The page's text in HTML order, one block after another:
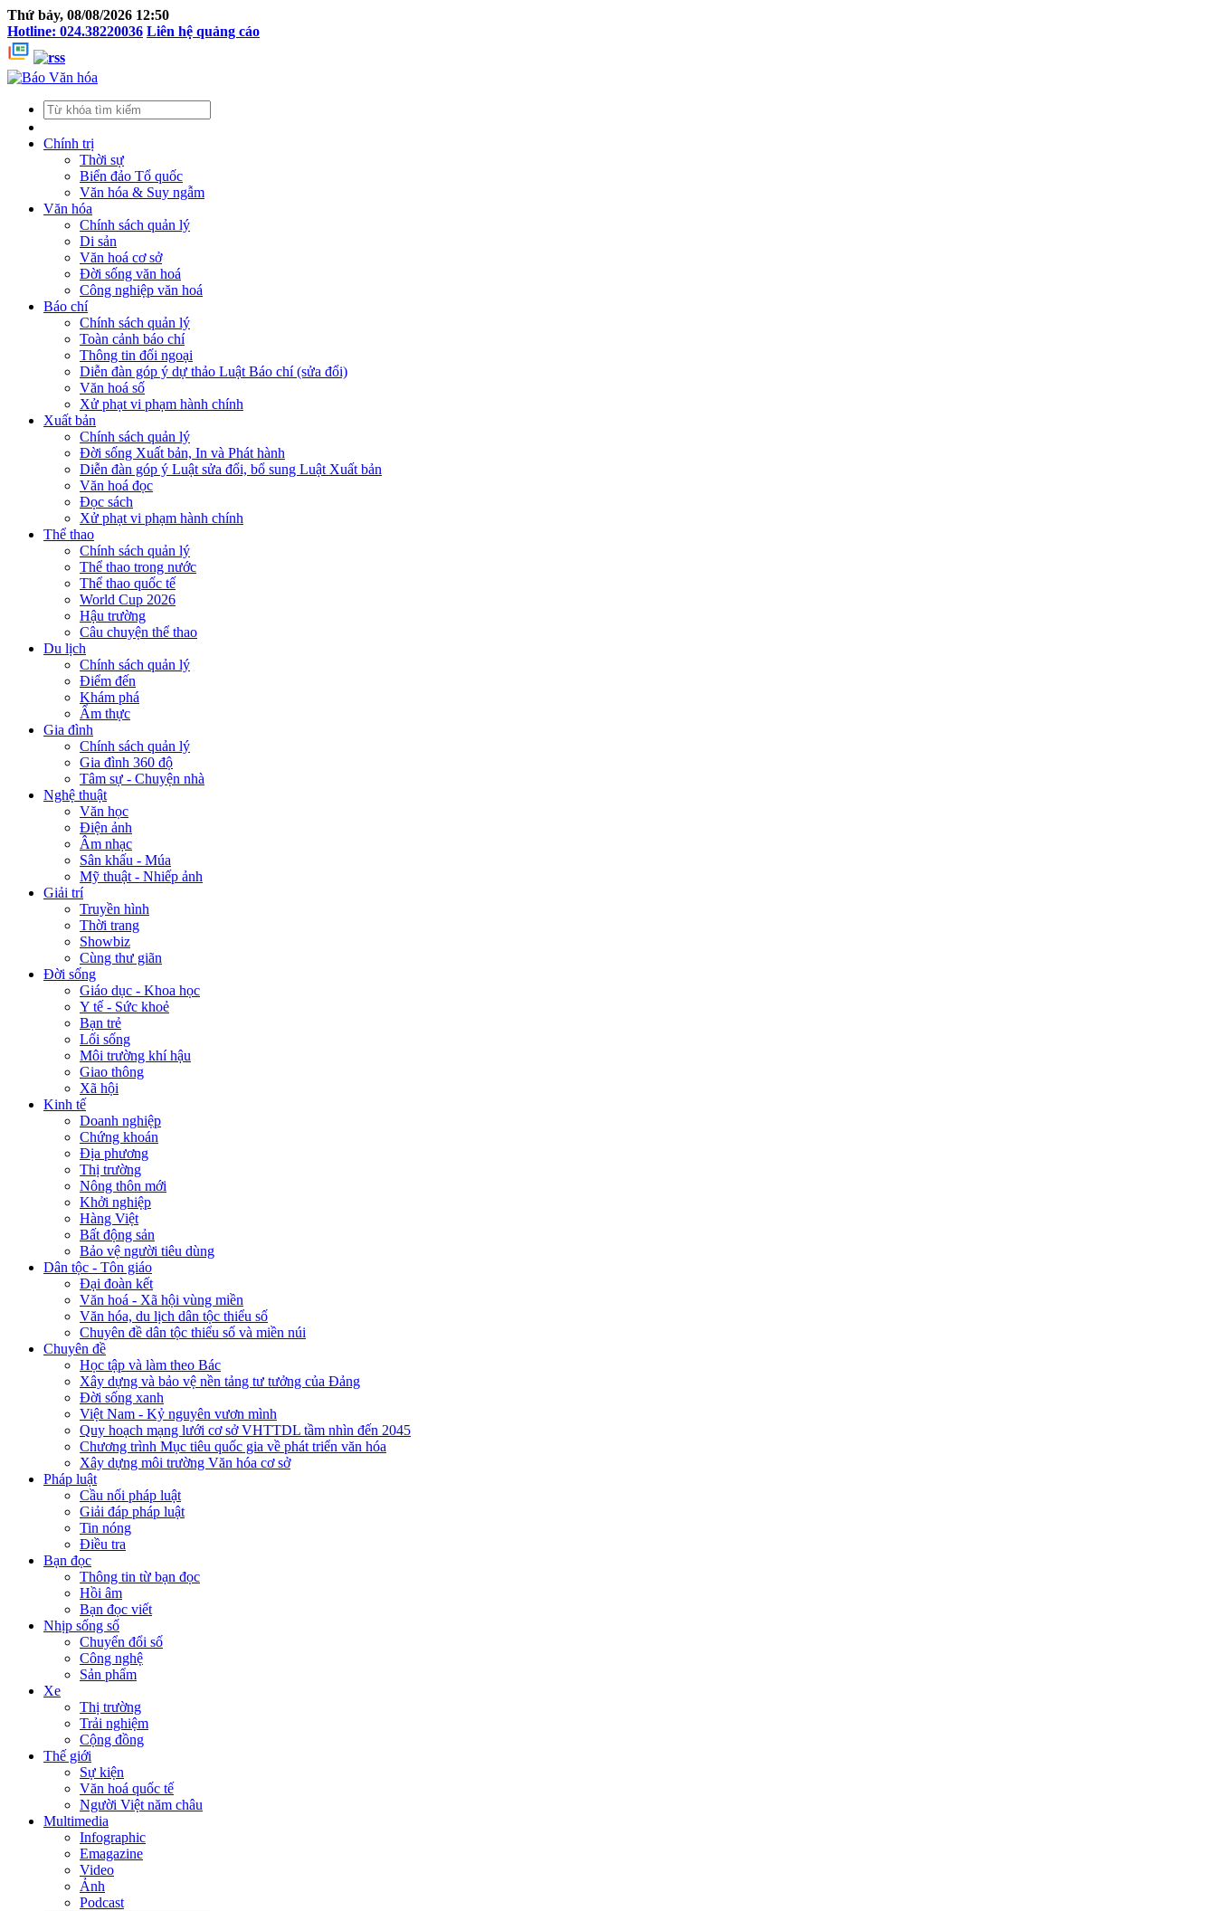
Thứ bảy, 08/08/2026 12:50
Hotline: 024.38220036 Liên hệ quảng cáo
Chính trị
Thời sự
Biển đảo Tổ quốc
Văn hóa & Suy ngẫm
Văn hóa
Chính sách quản lý
Di sản
Văn hoá cơ sở
Đời sống văn hoá
Công nghiệp văn hoá
Báo chí
Chính sách quản lý
Toàn cảnh báo chí
Thông tin đối ngoại
Diễn đàn góp ý dự thảo Luật Báo chí (sửa đổi)
Văn hoá số
Xử phạt vi phạm hành chính
Xuất bản
Chính sách quản lý
Đời sống Xuất bản, In và Phát hành
Diễn đàn góp ý Luật sửa đổi, bổ sung Luật Xuất bản
Văn hoá đọc
Đọc sách
Xử phạt vi phạm hành chính
Thể thao
Chính sách quản lý
Thể thao trong nước
Thể thao quốc tế
World Cup 2026
Hậu trường
Câu chuyện thể thao
Du lịch
Chính sách quản lý
Điểm đến
Khám phá
Ẩm thực
Gia đình
Chính sách quản lý
Gia đình 360 độ
Tâm sự - Chuyện nhà
Nghệ thuật
Văn học
Điện ảnh
Âm nhạc
Sân khấu - Múa
Mỹ thuật - Nhiếp ảnh
Giải trí
Truyền hình
Thời trang
Showbiz
Cùng thư giãn
Đời sống
Giáo dục - Khoa học
Y tế - Sức khoẻ
Bạn trẻ
Lối sống
Môi trường khí hậu
Giao thông
Xã hội
Kinh tế
Doanh nghiệp
Chứng khoán
Địa phương
Thị trường
Nông thôn mới
Khởi nghiệp
Hàng Việt
Bất động sản
Bảo vệ người tiêu dùng
Dân tộc - Tôn giáo
Đại đoàn kết
Văn hoá - Xã hội vùng miền
Văn hóa, du lịch dân tộc thiểu số
Chuyên đề dân tộc thiểu số và miền núi
Chuyên đề
Học tập và làm theo Bác
Xây dựng và bảo vệ nền tảng tư tưởng của Đảng
Đời sống xanh
Việt Nam - Kỷ nguyên vươn mình
Quy hoạch mạng lưới cơ sở VHTTDL tầm nhìn đến 2045
Chương trình Mục tiêu quốc gia về phát triển văn hóa
Xây dựng môi trường Văn hóa cơ sở
Pháp luật
Cầu nối pháp luật
Giải đáp pháp luật
Tin nóng
Điều tra
Bạn đọc
Thông tin từ bạn đọc
Hồi âm
Bạn đọc viết
Nhịp sống số
Chuyển đổi số
Công nghệ
Sản phẩm
Xe
Thị trường
Trải nghiệm
Cộng đồng
Thế giới
Sự kiện
Văn hoá quốc tế
Người Việt năm châu
Multimedia
Infographic
Emagazine
Video
Ảnh
Podcast